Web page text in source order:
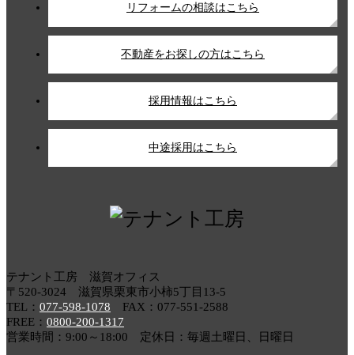
リフォームの相談はこちら
不動産をお探しの方はこちら
採用情報はこちら
中途採用はこちら
テナント工房 滋賀オフィス
〒520-3024 滋賀県栗東市小柿5丁目13-5
TEL： 077-598-1078 FAX：077-551-2588
FREE： 0800-200-1317
営業時間：9:00～18:00 定休日：毎週土曜日、日曜日